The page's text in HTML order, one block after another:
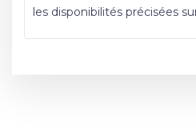
les disponibilités précisées